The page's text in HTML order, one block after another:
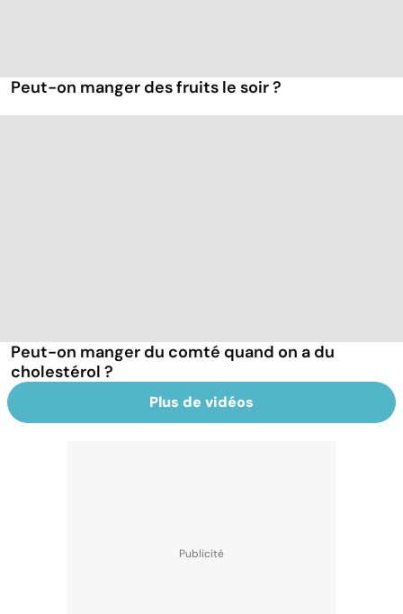
Peut-on manger des fruits le soir ?
Peut-on manger du comté quand on a du
cholestérol ?
Plus de vidéos